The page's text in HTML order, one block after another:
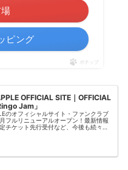
ピング
ポチップ
OFFICIAL SITE｜OFFICIAL
Jam」
のオフィシャルサイト・ファンクラブ
フルリニューアルオープン！最新情報
チケット先行受付など、今後も続々と